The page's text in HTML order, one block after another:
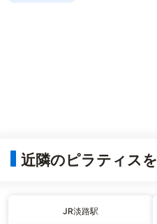
近隣のピラティス
JR淡路駅